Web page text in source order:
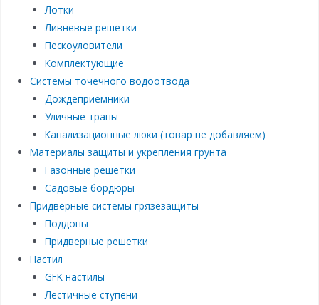
Лотки
Ливневые решетки
Пескоуловители
Комплектующие
Системы точечного водоотвода
Дождеприемники
Уличные трапы
Канализационные люки (товар не добавляем)
Материалы защиты и укрепления грунта
Газонные решетки
Садовые бордюры
Придверные системы грязезащиты
Поддоны
Придверные решетки
Настил
GFK настилы
Лестичные ступени